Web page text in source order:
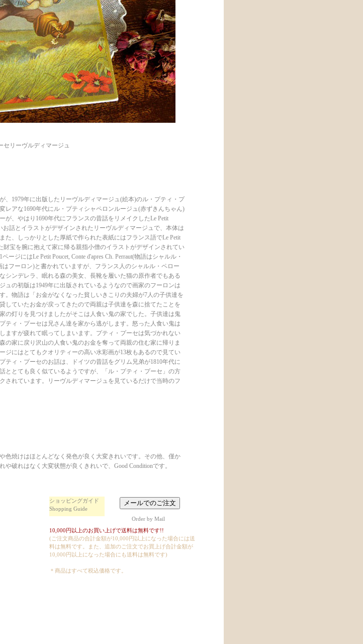
セリーヴルディマージュ
、1979年に出版したリーヴルディマージュ(絵本)のル・プティ・プ
レアな1690年代にル・プティシャペロンルージュ(赤ずきんちゃん)
、やはり1690年代にフランスの昔話をリメイクしたLe Petit
お話とイラストがデザインされたリーヴルディマージュで、本体は
た、しっかりとした厚紙で作られた表紙にはフランス語でLe Petit
財宝を腕に抱えて家に帰る親指小僧のイラストがデザインされてい
ジにはLe Petit Poucet, Conte d'apres Ch. Perraut(物語はシャルル・
はフーロン)と書かれていますが、フランス人のシャルル・ペロー
シンデレラ、眠れる森の美女、長靴を履いた猫の原作者でもある
ュの初版は1949年に出版されているようなので画家のフーロンは
。物語は「お金がなくなった貧しいきこりの夫婦が7人の子供達を
していたお金が戻ってきたので両親は子供達を森に捨てたことを
の灯りを見つけましたがそこは人食い鬼の家でした。子供達は鬼
ティ・プーセは兄さん達を家から逃がします。怒った人食い鬼は
ますが疲れて眠ってしまいます。プティ・プーセは気づかれない
の家に戻り沢山の人食い鬼のお金を奪って両親の住む家に帰りま
ジにはとてもクオリティーの高い水彩画が13枚もあるので見てい
ティ・プーセのお話は、ドイツの昔話をグリム兄弟が1810年代に
ととても良く似ているようですが、「ル・プティ・プーセ」の方
されています。リーヴルディマージュを見ているだけで当時のフ
色焼けはほとんどなく発色が良く大変きれいです。その他、僅か
破れはなく大変状態が良くきれいで、Good Conditionです。
ショッピングガイド
Shopping Guide
Order by Mail
10,000円以上のお買い上げで送料は無料です!!
(ご注文商品の合計金額が10,000円以上になった場合には送
料は無料です。また、追加のご注文でお買上げ合計金額が
10,000円以上になった場合にも送料は無料です)
＊商品はすべて税込価格です。